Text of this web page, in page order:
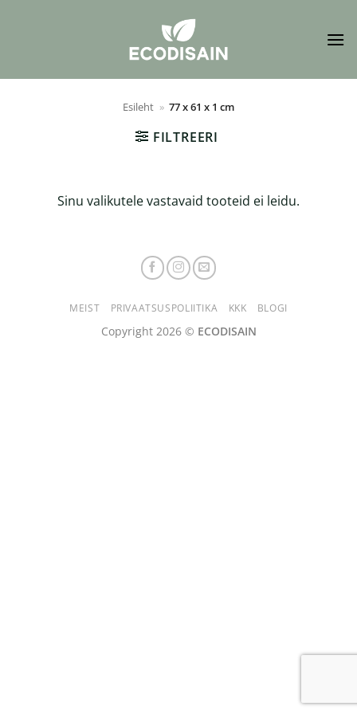
Esileht » 77 x 61 x 1 cm
FILTREERI
Sinu valikutele vastavaid tooteid ei leidu.
MEIST PRIVAATSUSPOLIITIKA KKK BLOGI
Copyright 2026 © ECODISAIN